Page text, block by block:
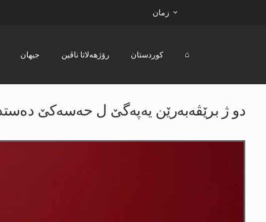
زمان
جیھان رۆژھەلاتا ناڤین کوردستان ⌂
دو ژ برێڤەبەرێن یەپەگێ ل حەسەکێ